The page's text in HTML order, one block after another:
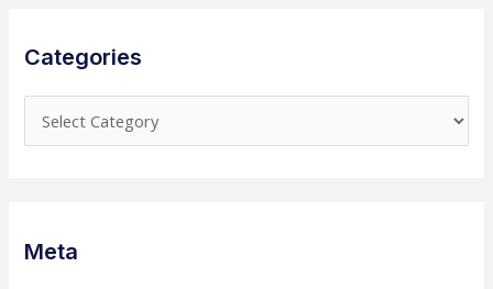
Categories
a
Meta